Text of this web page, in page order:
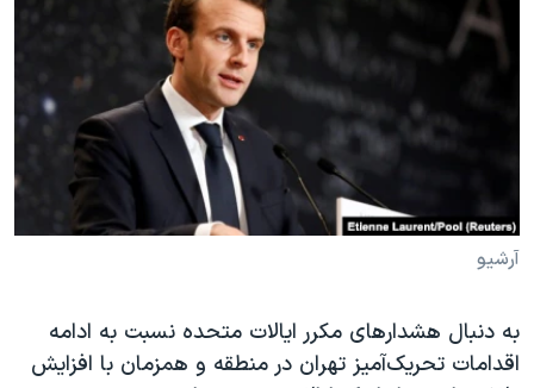
حقوق شهروندی
علم و فناوری
اسرائیل در جنگ
گالری عکس
انتخابات ریاست جمهوری آمریکا ۲۰۲۴
حمله جمهوری اسلامی به اسرائیل
رمز مهسا
ورزش زنان در ایران
اعتراضات زن، زندگی، آزادی
دادگاه حمید نوری
چهل سال گروگان‌گیری
زبانهای مختلف
آرشیو
به دنبال هشدارهای مکرر ایالات متحده نسبت به ادامه
اقدامات تحریک‌آمیز تهران در منطقه و همزمان با افزایش